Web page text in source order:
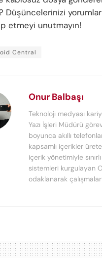
Düşüncelerinizi
etmeyi unutmayın!
Central
Onur Balbaşı
Teknoloji medyası
Yazı İşleri Müdürü
boyunca akıllı
kapsamlı içerikler
içerik yönetimiyle
sistemleri kurgulayan
odaklanarak